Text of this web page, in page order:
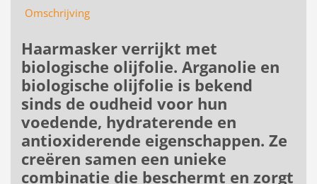
Omschrijving
Haarmasker verrijkt met
biologische olijfolie. Arganolie en
biologische olijfolie is bekend
sinds de oudheid voor hun
voedende, hydraterende en
antioxiderende eigenschappen. Ze
creëren samen een unieke
combinatie die beschermt en zorgt